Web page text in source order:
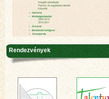
Rendezvények